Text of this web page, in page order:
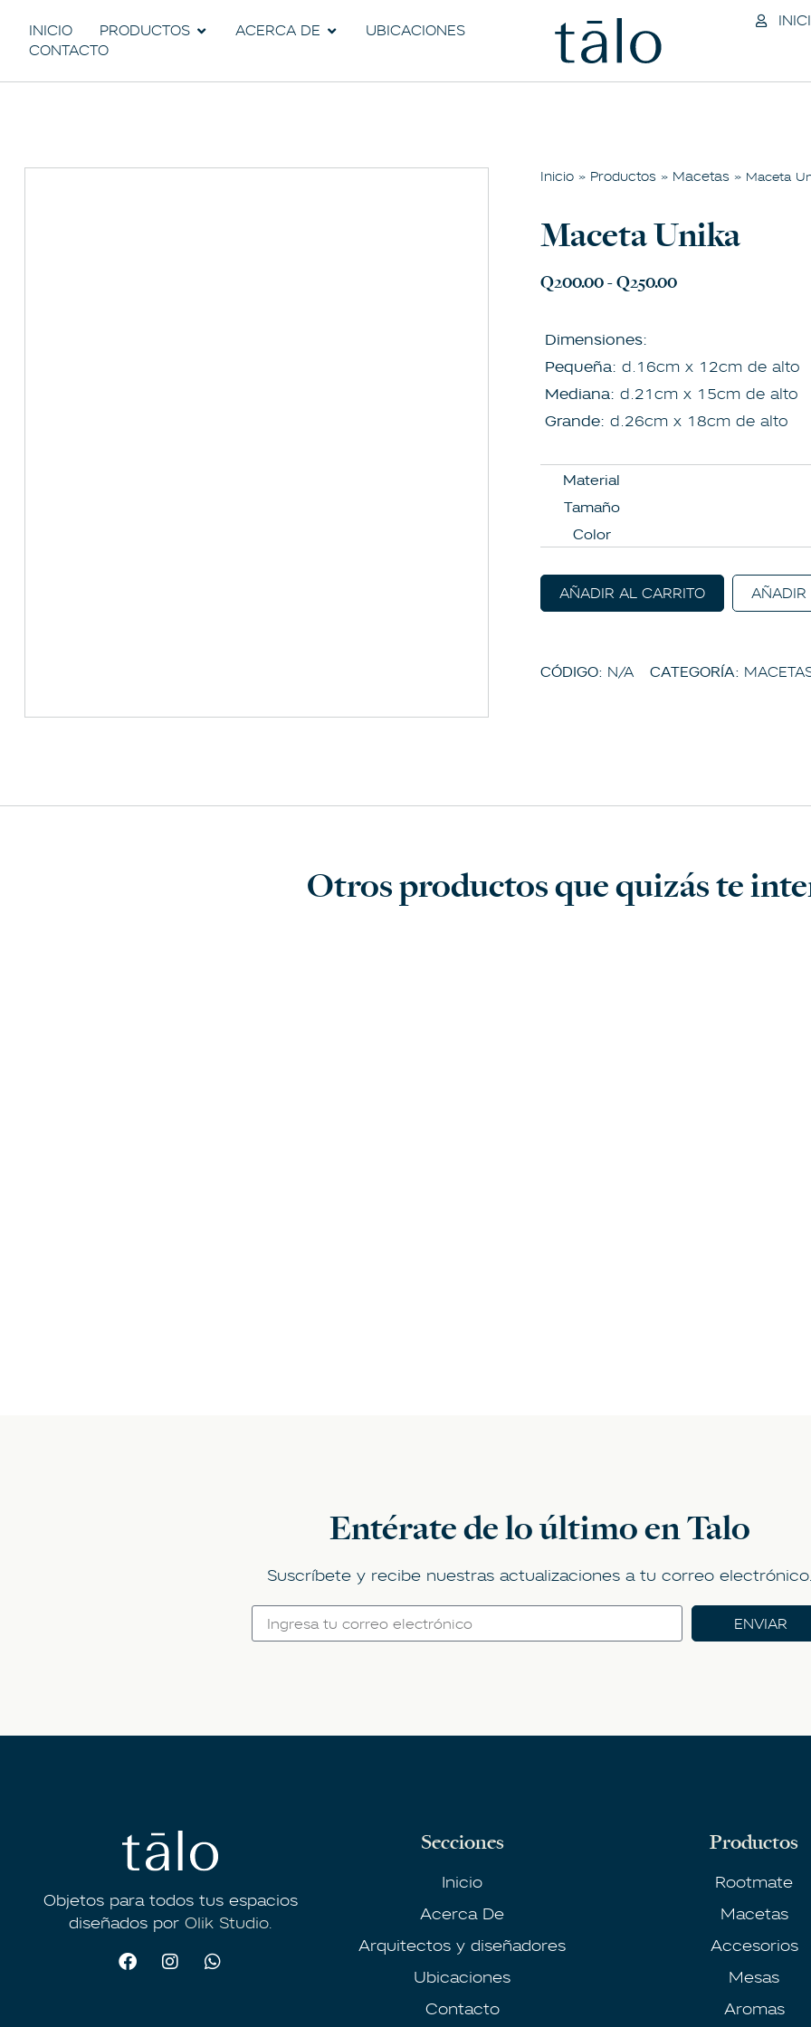
INICIO PRODUCTOS ACERCA DE
UBICACIONES
CONTACTO
Inicio» Productos» Macetas» Maceta
Maceta Unika
Q200.00-Q250.00
Dimensiones:
Pequeña: d.16cm x 12cm de alto
Mediana: d.21cm x 15cm de alto
Grande: d.26cm x 18cm de alto
Material
Tamaño
Color
AÑADIR AL CARRITO AÑADIR
CÓDIGO: N/A CATEGORÍA:
Otros productos que quizás te
Entérate de lo último en Talo
Suscríbete y recibe nuestras actualizaciones a tu correo
ENVIAR
Objetos para todos tus espacios
diseñados por Olik Studio.
Secciones
Inicio
Acerca De
Arquitectos y diseñadores
Ubicaciones
Contacto
Productos
Rootmate
Macetas
Accesorios
Mesas
Aromas